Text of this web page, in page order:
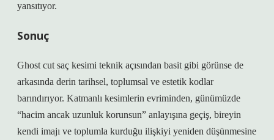
yansıtıyor.
Sonuç
Ghost cut saç kesimi teknik açısından basit gibi görünse de
arkasında derin tarihsel, toplumsal ve estetik kodlar
barındırıyor. Katmanlı kesimlerin evriminden, günümüzde
“hacim ancak uzunluk korunsun” anlayışına geçiş, bireyin
kendi imajı ve toplumla kurduğu ilişkiyi yeniden düşünmesine